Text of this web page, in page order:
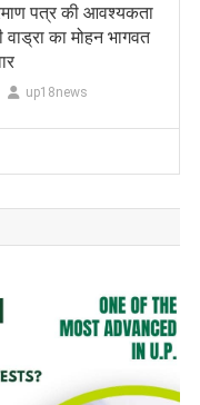
पत्र की आवश्यकता
वाड्रा का मोहन भागवत
up18news